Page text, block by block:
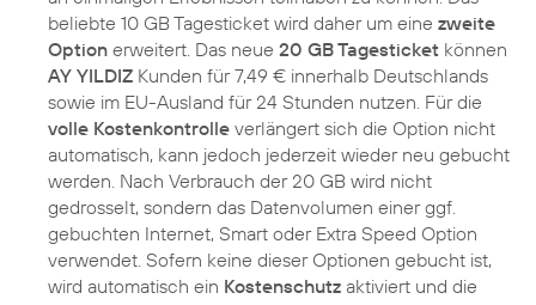
beliebte 10 GB Tagesticket wird daher um eine zweite
Option erweitert. Das neue 20 GB Tagesticket können
AY YILDIZ Kunden für 7,49 € innerhalb Deutschlands
sowie im EU-Ausland für 24 Stunden nutzen. Für die
volle Kostenkontrolle verlängert sich die Option nicht
automatisch, kann jedoch jederzeit wieder neu gebucht
werden. Nach Verbrauch der 20 GB wird nicht
gedrosselt, sondern das Datenvolumen einer ggf.
gebuchten Internet, Smart oder Extra Speed Option
verwendet. Sofern keine dieser Optionen gebucht ist,
wird automatisch ein Kostenschutz aktiviert und die